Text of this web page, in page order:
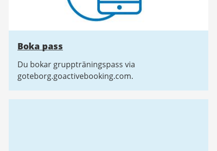
Boka pass
Du bokar gruppträningspass via
goteborg.goactivebooking.com.